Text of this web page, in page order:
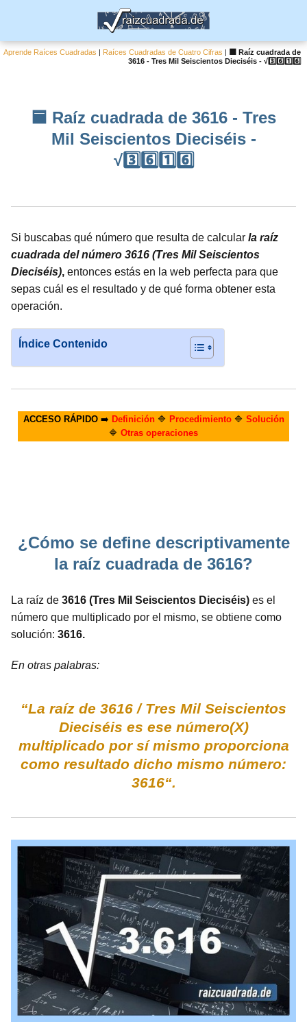
Aprende Raíces Cuadradas | Raíces Cuadradas de Cuatro Cifras |
🟦 Raíz cuadrada de
3616 - Tres Mil Seiscientos Dieciséis - √3️⃣6️⃣1️⃣6️⃣
🟦 Raíz cuadrada de 3616 - Tres
Mil Seiscientos Dieciséis -
√3️⃣6️⃣1️⃣6️⃣
Si buscabas qué número que resulta de calcular la raíz
cuadrada del número 3616 (Tres Mil Seiscientos
Dieciséis), entonces estás en la web perfecta para que
sepas cuál es el resultado y de qué forma obtener esta
operación.
Índice Contenido
ACCESO RÁPIDO➡️ Definición🔷 Procedimiento🔷 Solución
🔷 Otras operaciones
¿Cómo se define descriptivamente
la raíz cuadrada de 3616?
La raíz de 3616 (Tres Mil Seiscientos Dieciséis) es el
número que multiplicado por el mismo, se obtiene como
solución: 3616.
En otras palabras:
“La raíz de 3616 / Tres Mil Seiscientos
Dieciséis es ese número(X)
multiplicado por sí mismo proporciona
como resultado dicho mismo número:
3616“.